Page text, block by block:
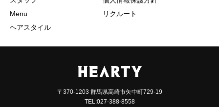
Menu
ヘアスタイル
リクルート
〒370-1203 群馬県高崎市矢中町729-19
TEL:027-388-8558